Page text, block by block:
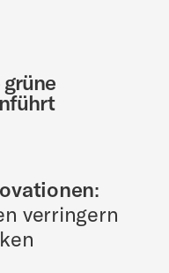
:
verringern